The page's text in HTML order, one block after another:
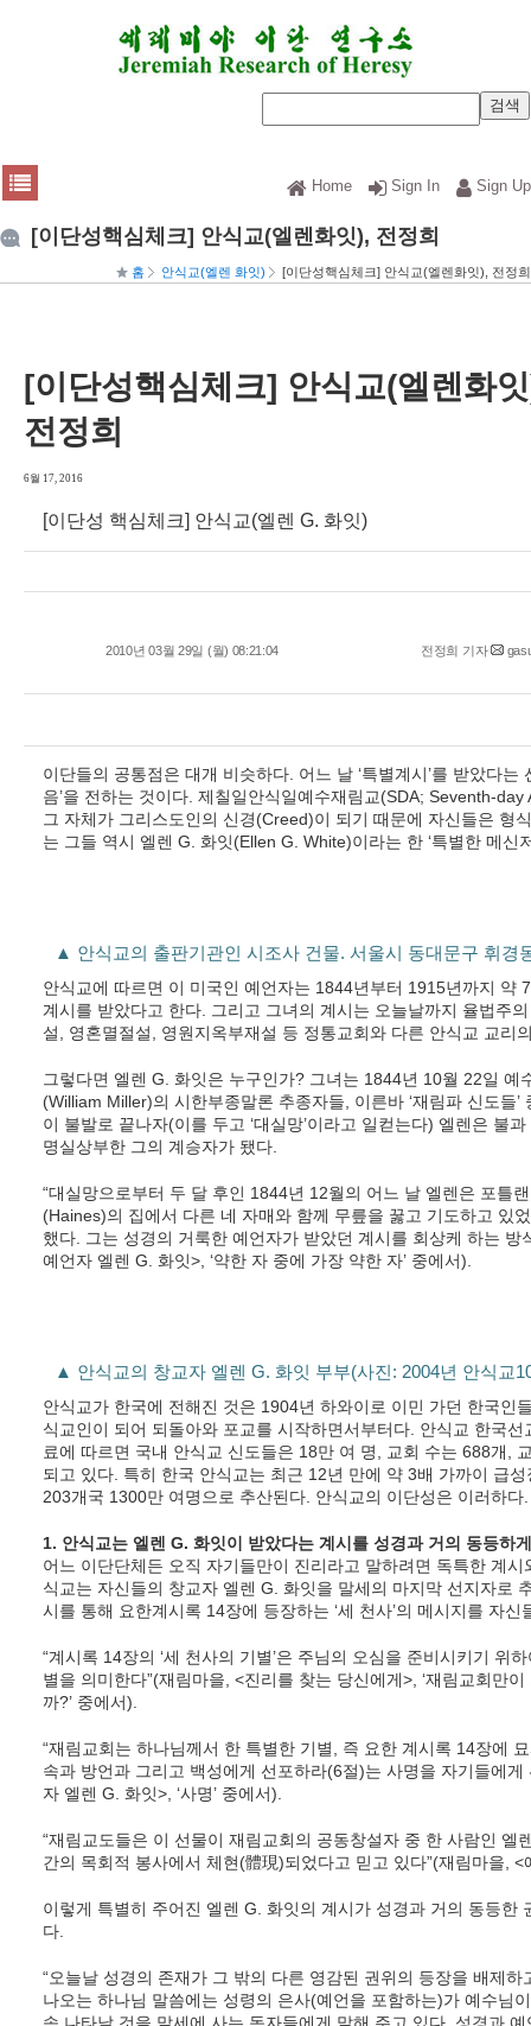
Home Sign In Sign Up
[이단성핵심체크] 안식교(엘렌화잇), 전정희
홈 안식교(엘렌 화잇) [이단성핵심체크] 안식교(엘렌화잇), 전정희
[이단성핵심체크] 안식교(엘렌화
전정희
6월 17, 2016
[이단성 핵심체크] 안식교(엘렌 G. 화잇)
2010년 03월 29일 (월) 08:21:04 전정희 기자
이단들의 공통점은 대개 비슷하다. 어느 날 ‘특별계시’를 받았다는
음’을 전하는 것이다. 제칠일안식일예수재림교(SDA; Seventh-
그 자체가 그리스도인의 신경(Creed)이 되기 때문에 자신들은 형
는 그들 역시 엘렌 G. 화잇(Ellen G. White)이라는 한 ‘특별한 메신
▲ 안식교의 출판기관인 시조사 건물. 서울시 동대문구 휘경
안식교에 따르면 이 미국인 예언자는 1844년부터 1915년까지 약
계시를 받았다고 한다. 그리고 그녀의 계시는 오늘날까지 율법주
설, 영혼멸절설, 영원지옥부재설 등 정통교회와 다른 안식교 교리
그렇다면 엘렌 G. 화잇은 누구인가? 그녀는 1844년 10월 22일 예
(William Miller)의 시한부종말론 추종자들, 이른바 ‘재림파 신도들
이 불발로 끝나자(이를 두고 ‘대실망’이라고 일컫는다) 엘렌은 불
명실상부한 그의 계승자가 됐다.
“대실망으로부터 두 달 후인 1844년 12월의 어느 날 엘렌은 포틀
(Haines)의 집에서 다른 네 자매와 함께 무릎을 꿇고 기도하고 있
했다. 그는 성경의 거룩한 예언자가 받았던 계시를 회상케 하는 방
예언자 엘렌 G. 화잇>, ‘약한 자 중에 가장 약한 자’ 중에서).
▲ 안식교의 창교자 엘렌 G. 화잇 부부(사진: 2004년 안식교
안식교가 한국에 전해진 것은 1904년 하와이로 이민 가던 한국인
식교인이 되어 되돌아와 포교를 시작하면서부터다. 안식교 한국
료에 따르면 국내 안식교 신도들은 18만 여 명, 교회 수는 688개,
되고 있다. 특히 한국 안식교는 최근 12년 만에 약 3배 가까이 급
203개국 1300만 여명으로 추산된다. 안식교의 이단성은 이러하다.
1. 안식교는 엘렌 G. 화잇이 받았다는 계시를 성경과 거의 동등하
어느 이단단체든 오직 자기들만이 진리라고 말하려면 독특한 계
식교는 자신들의 창교자 엘렌 G. 화잇을 말세의 마지막 선지자로
시를 통해 요한계시록 14장에 등장하는 ‘세 천사’의 메시지를 자
“계시록 14장의 ‘세 천사의 기별’은 주님의 오심을 준비시키기 위
별을 의미한다”(재림마을, <진리를 찾는 당신에게>, ‘재림교회만
까?’ 중에서).
“재림교회는 하나님께서 한 특별한 기별, 즉 요한 계시록 14장에
속과 방언과 그리고 백성에게 선포하라(6절)는 사명을 자기들에
자 엘렌 G. 화잇>, ‘사명’ 중에서).
“재림교도들은 이 선물이 재림교회의 공동창설자 중 한 사람인 엘
간의 목회적 봉사에서 체현(體現)되었다고 믿고 있다”(재림마을, <
이렇게 특별히 주어진 엘렌 G. 화잇의 계시가 성경과 거의 동등한
다.
“오늘날 성경의 존재가 그 밖의 다른 영감된 권위의 등장을 배제
나오는 하나님 말씀에는 성령의 은사(예언을 포함하는)가 예수님